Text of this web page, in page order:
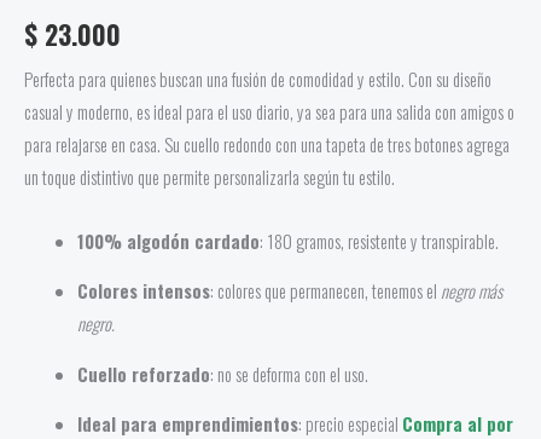
$ 23.000
Perfecta para quienes buscan una fusión de comodidad y estilo. Con su diseño
casual y moderno, es ideal para el uso diario, ya sea para una salida con amigos o
para relajarse en casa. Su cuello redondo con una tapeta de tres botones agrega
un toque distintivo que permite personalizarla según tu estilo.
100% algodón cardado: 180 gramos, resistente y transpirable.
Colores intensos: colores que permanecen, tenemos el negro más
negro.
Cuello reforzado: no se deforma con el uso.
Ideal para emprendimientos: precio especial Compra al por